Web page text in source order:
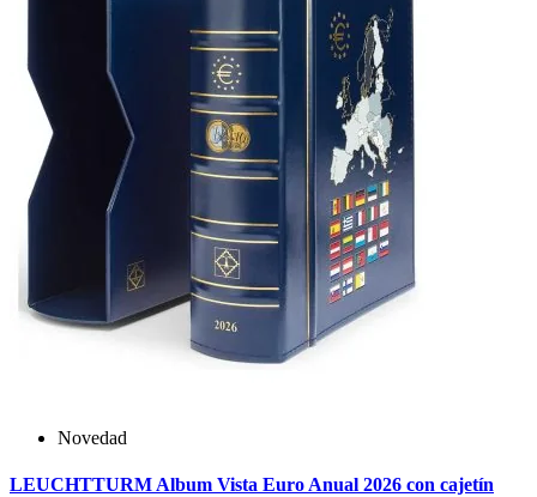
Novedad
LEUCHTTURM Album Vista Euro Anual 2026 con cajetín